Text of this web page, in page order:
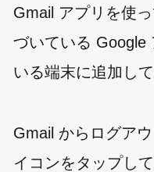
Gmail アプリを使
づいている Google
いる端末に追加し
Gmail からログア
イコンをタップして